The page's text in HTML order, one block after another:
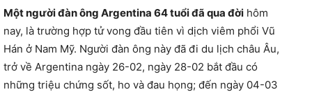
Một người đàn ông Argentina 64 tuổi đã qua đời hôm
nay, là trường hợp tử vong đầu tiên vì dịch viêm phổi Vũ
Hán ở Nam Mỹ. Người đàn ông này đã đi du lịch châu Âu,
trở về Argentina ngày 26-02, ngày 28-02 bắt đầu có
những triệu chứng sốt, ho và đau họng; đến ngày 04-03